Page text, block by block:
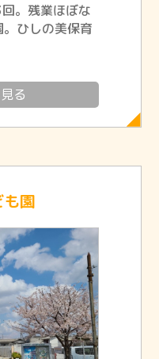
。残業ほぼな
ひしの美保育
る
も園